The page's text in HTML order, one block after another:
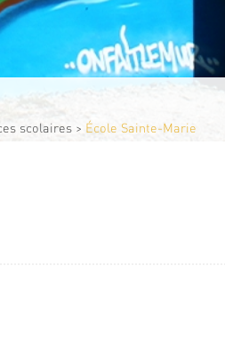
scolaires> École Sainte-Marie